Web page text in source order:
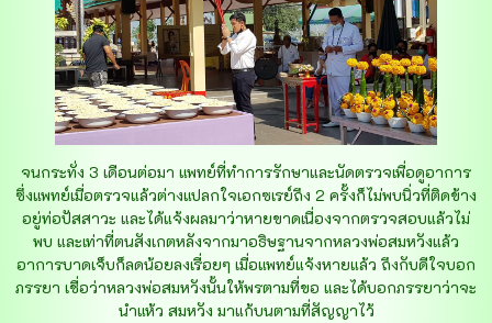
จนกระทั่ง 3 เดือนต่อมา แพทย์ที่ทำการรักษาและนัดตรวจเพื่อดูอาการ
ซึ่งแพทย์เมื่อตรวจแล้วต่างแปลกใจเอกซเรย์ถึง 2 ครั้งก็ไม่พบนิ่วที่ติดข้าง
อยู่ท่อปัสสาวะ และได้แจ้งผลมาว่าหายขาดเนื่องจากตรวจสอบแล้วไม่
พบ และเท่าที่ตนสังเกตหลังจากมาอธิษฐานจากหลวงพ่อสมหวังแล้ว
อาการบาดเจ็บก็ลดน้อยลงเรื่อยๆ เมื่อแพทย์แจ้งหายแล้ว ถึงกับดีใจบอก
ภรรยา เชื่อว่าหลวงพ่อสมหวังนั้นให้พรตามที่ขอ และได้บอกภรรยาว่าจะ
นำแห้ว สมหวัง มาแก้บนตามที่สัญญาไว้